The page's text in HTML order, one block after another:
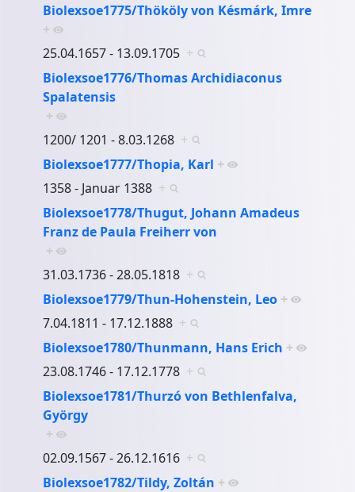
Biolexsoe1775/Thököly von Késmárk, Imre
+
25.04.1657 - 13.09.1705 +
Biolexsoe1776/Thomas Archidiaconus
Spalatensis
+
1200/ 1201 - 8.03.1268 +
Biolexsoe1777/Thopia, Karl +
1358 - Januar 1388 +
Biolexsoe1778/Thugut, Johann Amadeus
Franz de Paula Freiherr von
+
31.03.1736 - 28.05.1818 +
Biolexsoe1779/Thun-Hohenstein, Leo +
7.04.1811 - 17.12.1888 +
Biolexsoe1780/Thunmann, Hans Erich +
23.08.1746 - 17.12.1778 +
Biolexsoe1781/Thurzó von Bethlenfalva,
György
+
02.09.1567 - 26.12.1616 +
Biolexsoe1782/Tildy, Zoltán +